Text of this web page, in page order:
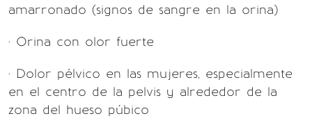
amarronado (signos de sangre en la orina)
· Orina con olor fuerte
· Dolor pélvico en las mujeres, especialmente
en el centro de la pelvis y alrededor de la
zona del hueso púbico